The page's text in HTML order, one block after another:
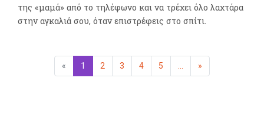
της «μαμά» από το τηλέφωνο και να τρέχει όλο λαχτάρα
στην αγκαλιά σου, όταν επιστρέφεις στο σπίτι.
« Προηγούμενη
1 (επιλεγμένη)
2 3 4 5 »